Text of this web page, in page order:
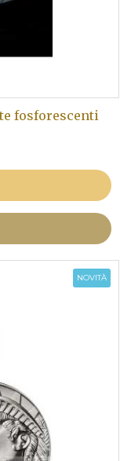
fosforescenti
NOVITÀ